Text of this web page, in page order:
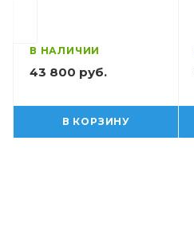
В НАЛИЧИИ
43 800 руб.
В КОРЗИНУ